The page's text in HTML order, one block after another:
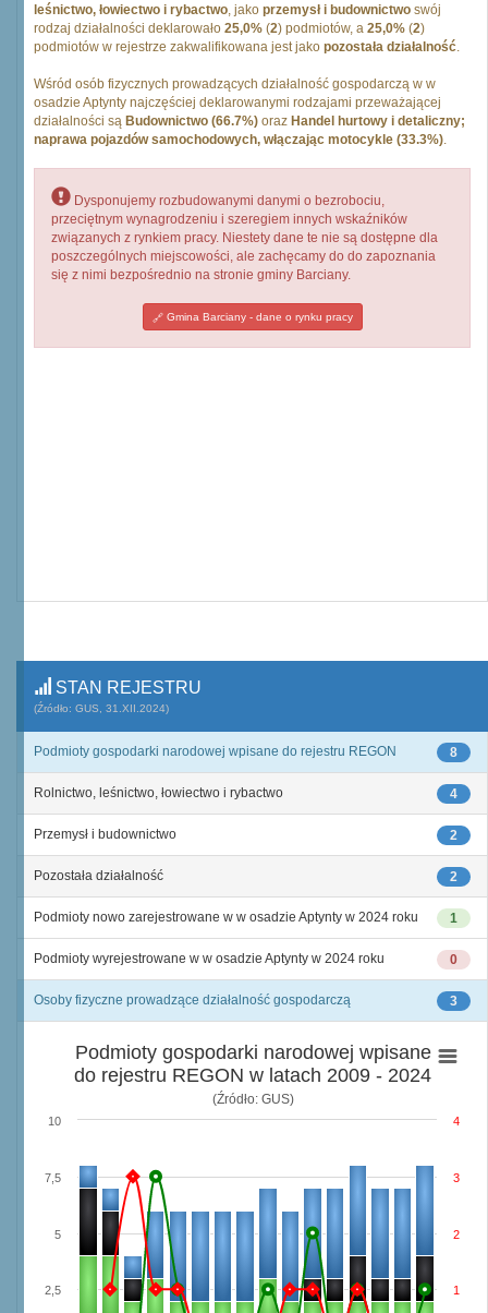
leśnictwo, łowiectwo i rybactwo, jako przemysł i budownictwo swój
rodzaj działalności deklarowało 25,0% (2) podmiotów, a 25,0% (2)
podmiotów w rejestrze zakwalifikowana jest jako pozostała działalność.
Wśród osób fizycznych prowadzących działalność gospodarczą w w
osadzie Aptynty najczęściej deklarowanymi rodzajami przeważającej
działalności są Budownictwo (66.7%) oraz Handel hurtowy i detaliczny;
naprawa pojazdów samochodowych, włączając motocykle (33.3%).
Dysponujemy rozbudowanymi danymi o bezrobociu,
przeciętnym wynagrodzeniu i szeregiem innych wskaźników
związanych z rynkiem pracy. Niestety dane te nie są dostępne dla
poszczególnych miejscowości, ale zachęcamy do do zapoznania
się z nimi bezpośrednio na stronie gminy Barciany.
Gmina Barciany - dane o rynku pracy
STAN REJESTRU
(Źródło: GUS, 31.XII.2024)
8
Podmioty gospodarki narodowej wpisane do rejestru REGON
4
Rolnictwo, leśnictwo, łowiectwo i rybactwo
2
Przemysł i budownictwo
2
Pozostała działalność
1
Podmioty nowo zarejestrowane w w osadzie Aptynty w 2024 roku
0
Podmioty wyrejestrowane w w osadzie Aptynty w 2024 roku
3
Osoby fizyczne prowadzące działalność gospodarczą
Podmioty gospodarki narodowej wpisane
do rejestru REGON w latach 2009 - 2024
(Źródło: GUS)
2,5
5
7,5
10
1
2
3
4